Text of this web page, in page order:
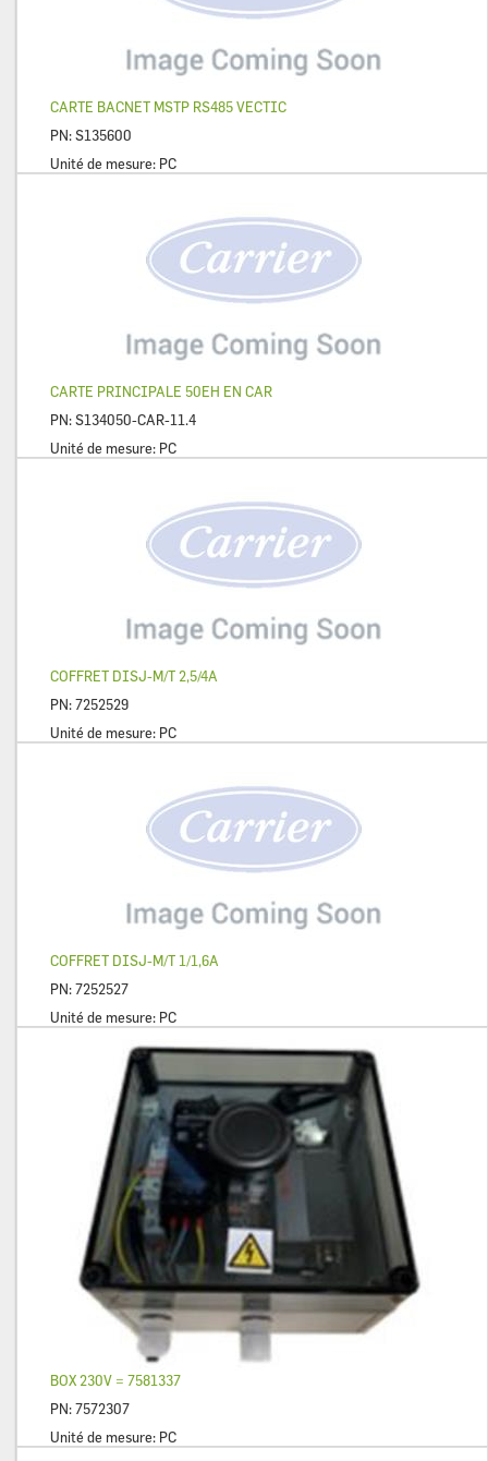
CARTE BACNET MSTP RS485 VECTIC
PN:S135600
Unité de mesure: PC
CARTE PRINCIPALE 50EH EN CAR
PN:S134050-CAR-11.4
Unité de mesure: PC
COFFRET DISJ-M/T 2,5/4A
PN:7252529
Unité de mesure: PC
COFFRET DISJ-M/T 1/1,6A
PN:7252527
Unité de mesure: PC
BOX 230V = 7581337
PN:7572307
Unité de mesure: PC